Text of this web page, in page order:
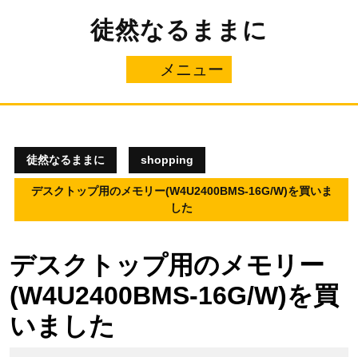
ス
徒然なるままに
メニュー
ニ
ー
徒然なるままに shopping
デスクトップ用のメモリー(W4U2400BMS-16G/W)を買いま
した
デスクトップ用のメモリー
(W4U2400BMS-16G/W)を買
いました